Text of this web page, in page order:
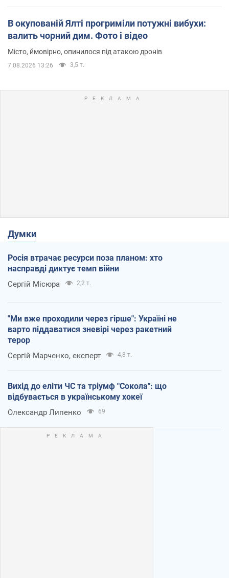
В окупованій Ялті прогриміли потужні вибухи:
валить чорний дим. Фото і відео
Місто, ймовірно, опинилося під атакою дронів
7.08.2026 13:26 3,5 т.
Думки
Росія втрачає ресурси поза планом: хто
насправді диктує темп війни
Сергій Місюра 2,2 т.
"Ми вже проходили через гірше": Україні не
варто піддаватися зневірі через ракетний
терор
Сергій Марченко, експерт 4,8 т.
Вихід до еліти ЧС та тріумф "Сокола": що
відбувається в українському хокеї
Олександр Липенко 69